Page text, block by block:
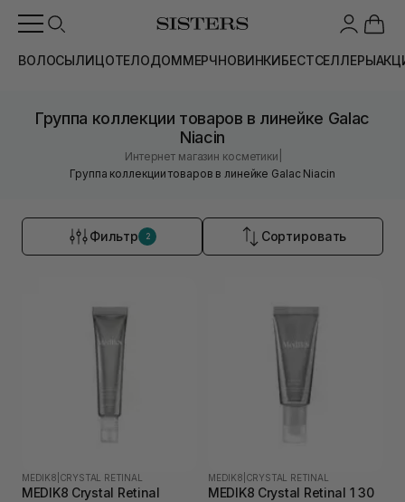
ВОЛОСЫЛИЦОТЕЛОДОММЕРЧНОВИНКИБЕСТСЕЛЛЕРЫ
Группа коллекции товаров в линейке Galac
Niacin
Интернет магазин косметики
Группа коллекции товаров в линейке Galac Niacin
Фильтр 2 Сортировать
MEDIK8 CRYSTAL RETINAL
MEDIK8 Crystal Retinal
MEDIK8 CRYSTAL RETINAL
MEDIK8 Crystal Retinal 1 30